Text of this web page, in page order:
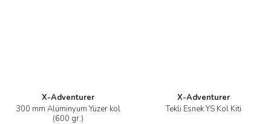
X-Adventurer
300 mm Alüminyum Yüzer kol
(600 gr.)
X-Adventurer
Tekli Esnek YS Kol Kiti